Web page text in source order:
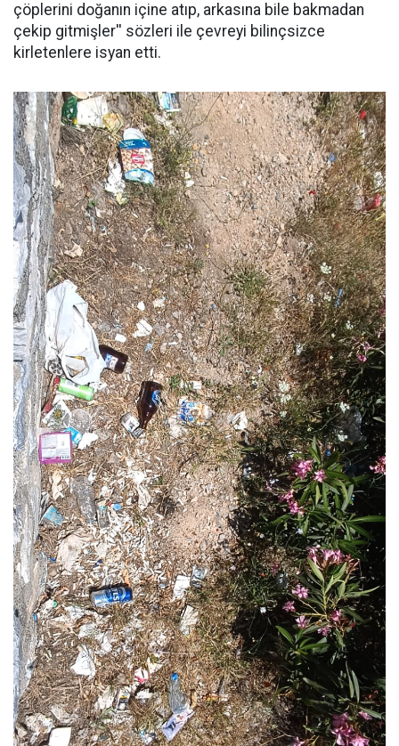
çöplerini doğanın içine atıp, arkasına bile bakmadan
çekip gitmişler'' sözleri ile çevreyi bilinçsizce
kirletenlere isyan etti.